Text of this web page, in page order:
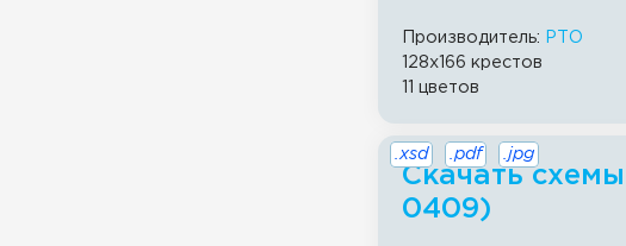
Производитель:
РТО
128x166 крестов
11 цветов
Скачать
0409)
.xsd .pdf .jpg